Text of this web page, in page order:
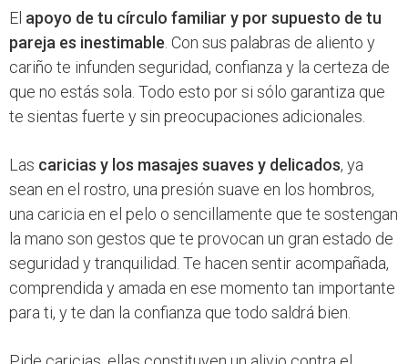
El apoyo de tu círculo familiar y por supuesto de tu
pareja es inestimable . Con sus palabras de aliento y
cariño te infunden seguridad, confianza y la certeza de
que no estás sola. Todo esto por si sólo garantiza que
te sientas fuerte y sin preocupaciones adicionales.
Las caricias y los masajes suaves y delicados, ya
sean en el rostro, una presión suave en los hombros,
una caricia en el pelo o sencillamente que te sostengan
la mano son gestos que te provocan un gran estado de
seguridad y tranquilidad. Te hacen sentir acompañada,
comprendida y amada en ese momento tan importante
para ti, y te dan la confianza que todo saldrá bien.